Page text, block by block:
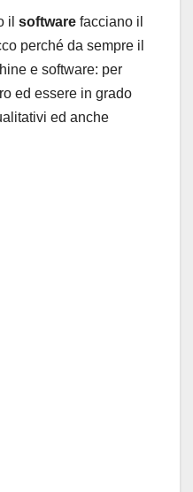
il software facciano il
perché da sempre il
e software: per
ed essere in grado
ed anche